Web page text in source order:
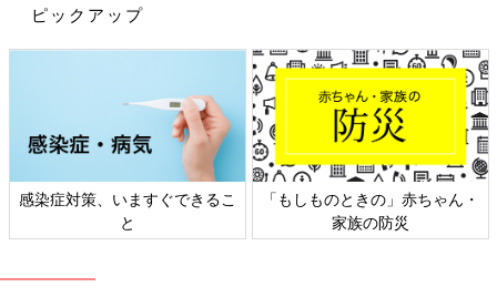
ピックアップ
感染症対策、いますぐできるこ
と
「もしものときの」赤ちゃん・
家族の防災